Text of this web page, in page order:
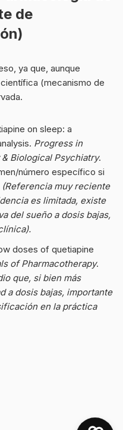
de
ya que, aunque
(mecanismo de
on sleep: a
Progress in
Biological Psychiatry.
número específico si
(Referencia muy reciente
es limitada, existe
del sueño a dosis bajas,
doses of quetiapine
of Pharmacotherapy.
que, si bien más
a dosis bajas, importante
en la práctica